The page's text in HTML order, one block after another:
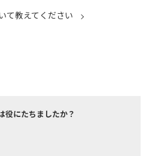
て教えてください
役にたちましたか？